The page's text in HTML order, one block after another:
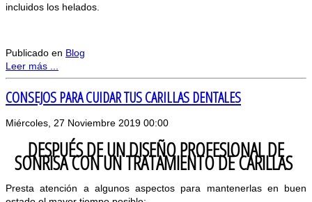
incluidos los helados.
Publicado en Blog
Leer más ...
CONSEJOS PARA CUIDAR TUS CARILLAS DENTALES
Miércoles, 27 Noviembre 2019 00:00
DESPUÉS DE UN DISEÑO PROFESIONAL DE
SONRISA CON UN TRATAMIENTO DE CARILLAS
Presta atención a algunos aspectos para mantenerlas en buen